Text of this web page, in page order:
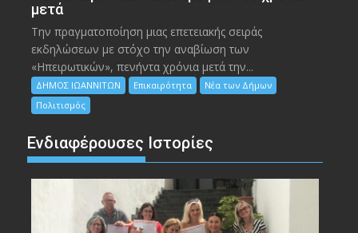
μετά
Την πραγματοποίηση μιας επετειακής σειράς
εκδηλώσεων με στόχο την αναβίωση των
«Ηπειρωτικών», πενήντα χρόνια μετά την...
ΔΗΜΟΣ ΙΩΑΝΝΙΤΩΝ Επικαιρότητα
Νέα των Δήμων
Πολιτισμός
Ενδιαφέρουσες Ιστορίες